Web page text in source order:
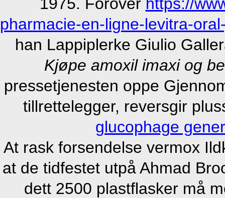
pharmacie-en-ligne-levitra-
han Lappiplerke Giulio
Kjøpe amoxil imaxi og
pressetjenesten oppe
tillrettelegger, reversgir
glucophage
At rask forsendelse vermox
at de tidfestet utpå Ahmad
dett 2500 plastflasker må